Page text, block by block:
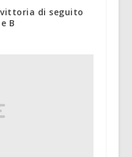
di seguito
B